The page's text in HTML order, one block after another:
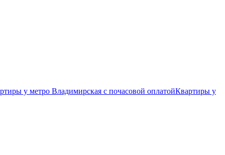
у метро Владимирская c почасовой оплатойКвартиры у